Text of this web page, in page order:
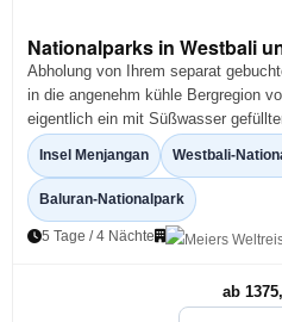
Nationalparks in Westbali
Abholung von Ihrem separat
in die angenehm kühle Bergregion
eigentlich ein mit Süßwasser
Insel Menjangan Westbali-
Baluran-Nationalpark
5 Tage / 4 Nächte
ab